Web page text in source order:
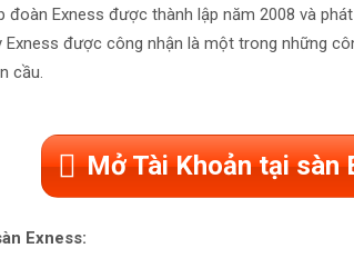
đoàn Exness được thành lập năm 2008 và
Exness được công nhận là một trong những
cầu.
Mở Tài Khoản tại sàn
Exness: